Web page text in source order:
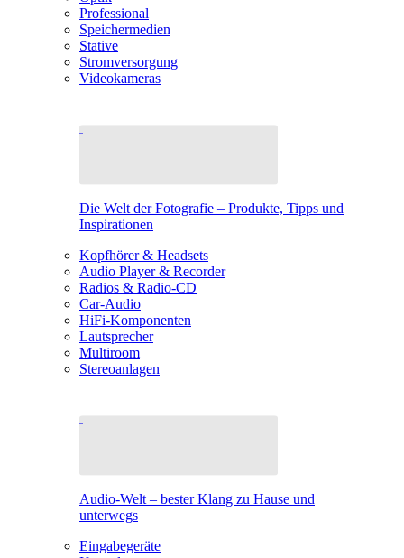
Professional
Speichermedien
Stative
Stromversorgung
Videokameras
Die Welt der Fotografie – Produkte, Tipps und
Inspirationen
Kopfhörer & Headsets
Audio Player & Recorder
Radios & Radio-CD
Car-Audio
HiFi-Komponenten
Lautsprecher
Multiroom
Stereoanlagen
Audio-Welt – bester Klang zu Hause und
unterwegs
Eingabegeräte